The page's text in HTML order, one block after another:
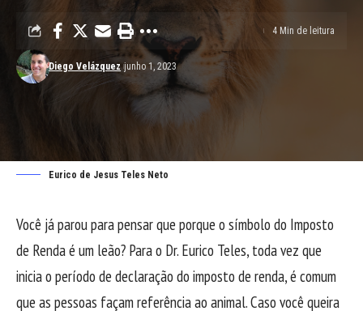
Diego Velázquez junho 1, 2023
4 Min de leitura
Eurico de Jesus Teles Neto
Você já parou para pensar que porque o símbolo do Imposto
de Renda é um leão? Para o Dr. Eurico Teles, toda vez que
inicia o período de declaração do imposto de renda, é comum
que as pessoas façam referência ao animal. Caso você queira